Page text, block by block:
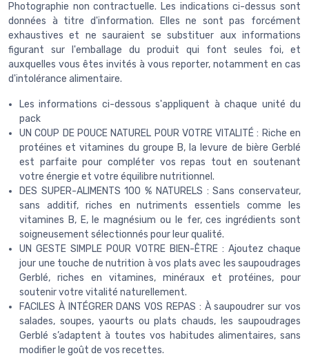
Photographie non contractuelle. Les indications ci-dessus sont
données à titre d'information. Elles ne sont pas forcément
exhaustives et ne sauraient se substituer aux informations
figurant sur l'emballage du produit qui font seules foi, et
auxquelles vous êtes invités à vous reporter, notamment en cas
d'intolérance alimentaire.
Les informations ci-dessous s'appliquent à chaque unité du
pack
UN COUP DE POUCE NATUREL POUR VOTRE VITALITÉ : Riche en
protéines et vitamines du groupe B, la levure de bière Gerblé
est parfaite pour compléter vos repas tout en soutenant
votre énergie et votre équilibre nutritionnel.
DES SUPER-ALIMENTS 100 % NATURELS : Sans conservateur,
sans additif, riches en nutriments essentiels comme les
vitamines B, E, le magnésium ou le fer, ces ingrédients sont
soigneusement sélectionnés pour leur qualité.
UN GESTE SIMPLE POUR VOTRE BIEN-ÊTRE : Ajoutez chaque
jour une touche de nutrition à vos plats avec les saupoudrages
Gerblé, riches en vitamines, minéraux et protéines, pour
soutenir votre vitalité naturellement.
FACILES À INTÉGRER DANS VOS REPAS : À saupoudrer sur vos
salades, soupes, yaourts ou plats chauds, les saupoudrages
Gerblé s’adaptent à toutes vos habitudes alimentaires, sans
modifier le goût de vos recettes.